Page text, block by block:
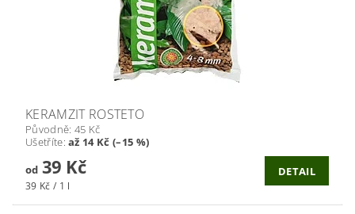
KERAMZIT ROSTETO
Původně: 45 Kč
Ušetříte:až 14 Kč (–15 %)
od39 Kč
39 Kč / 1 l
DETAIL